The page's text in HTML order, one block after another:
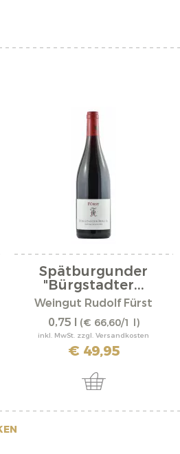
Spätburgunder
"Bürgstadter...
Weingut Rudolf Fürst
0,75 l (€ 66,60/1 l)
inkl. MwSt. zzgl. Versandkosten
€ 49,95